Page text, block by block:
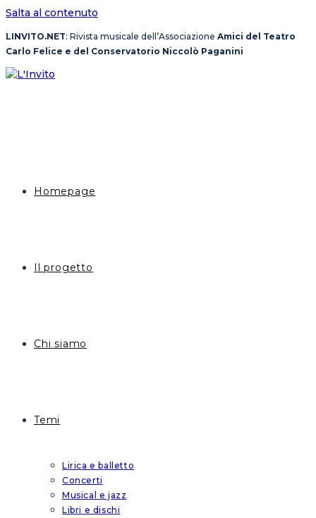
Salta al contenuto
LINVITO.NET: Rivista musicale dell’Associazione Amici del Teatro
Carlo Felice e del Conservatorio Niccolò Paganini
Homepage
Il progetto
Chi siamo
Temi
Lirica e balletto
Concerti
Musical e jazz
Libri e dischi